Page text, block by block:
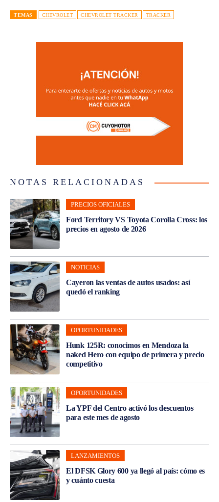
TEMAS CHEVROLET CHEVROLET TRACKER TRACKER
NOTAS RELACIONADAS
PRECIOS OFICIALES
Ford Territory VS Toyota Corolla Cross: los
precios en agosto de 2026
NOTICIAS
Cayeron las ventas de autos usados: así
quedó el ranking
OPORTUNIDADES
Hunk 125R: conocimos en Mendoza la
naked Hero con equipo de primera y precio
competitivo
OPORTUNIDADES
La YPF del Centro activó los descuentos
para este mes de agosto
LANZAMIENTOS
El DFSK Glory 600 ya llegó al país: cómo es
y cuánto cuesta